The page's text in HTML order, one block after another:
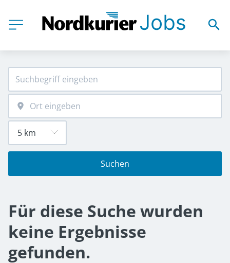
Suchen
Für diese Suche wurden
keine Ergebnisse
gefunden.